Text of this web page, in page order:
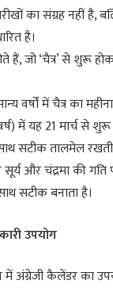
का संग्रह नहीं है,
है।
हैं, जो ‘चैत्र’ से शुरू
वर्षों में चैत्र का
में यह 21 मार्च से शुरू
सटीक तालमेल
और चंद्रमा की
सटीक बनाता है।
उपयोग
अंग्रेजी कैलेंडर का